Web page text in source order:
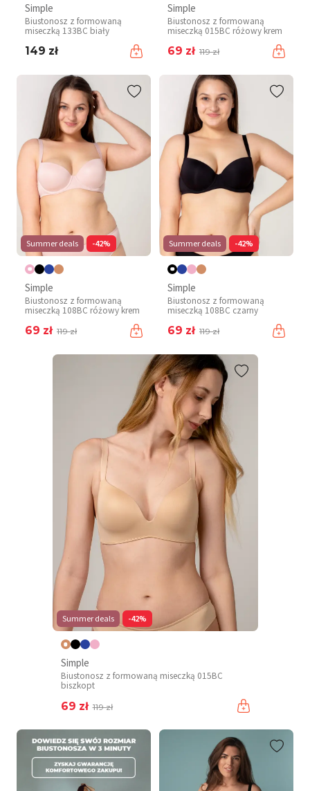
Simple
Biustonosz z formowaną
miseczką 133BC biały
149 zł
Simple
Biustonosz z formowaną
miseczką 015BC różowy krem
69 zł 119 zł
Summer deals -42%
Simple
Biustonosz z formowaną
miseczką 108BC różowy krem
69 zł 119 zł
Summer deals -42%
Simple
Biustonosz z formowaną
miseczką 108BC czarny
69 zł 119 zł
Summer deals -42%
Simple
Biustonosz z formowaną miseczką 015BC
biszkopt
69 zł 119 zł